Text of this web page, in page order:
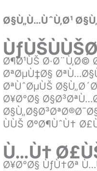
Ø§Ù„Ù…ÙˆÙ‚Ø¹
Ø¶Ø¹ÙŠ Ø·Ø¨Ù‚Ø©
ØªØµÙ‡Ø§
ØªÙˆØµÙŠ
Ø¥Ø°Ø§
ÙÙŠ ØºØ¶ÙˆÙ†
Ù…Ù†
Ø¥Ø°Ø§ ÙƒÙ†Øª